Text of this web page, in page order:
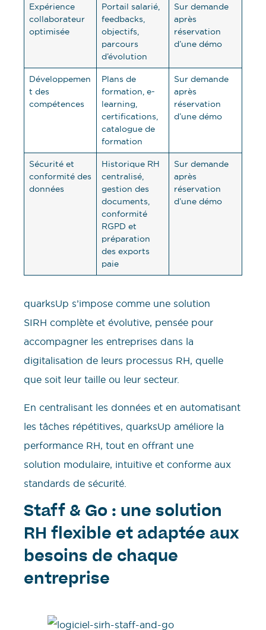
Expérience
collaborateur
optimisée
Portail salarié,
feedbacks,
objectifs,
parcours
d’évolution
Sur demande
après
réservation
d’une démo
Développemen
t des
compétences
Plans de
formation, e-
learning,
certifications,
catalogue de
formation
Sur demande
après
réservation
d’une démo
Sécurité et
conformité des
données
Historique RH
centralisé,
gestion des
documents,
conformité
RGPD et
préparation
des exports
paie
Sur demande
après
réservation
d’une démo
quarksUp s’impose comme une solution
SIRH complète et évolutive, pensée pour
accompagner les entreprises dans la
digitalisation de leurs processus RH, quelle
que soit leur taille ou leur secteur.
En centralisant les données et en automatisant
les tâches répétitives, quarksUp améliore la
performance RH, tout en offrant une
solution modulaire, intuitive et conforme aux
standards de sécurité.
Staff & Go : une solution
RH flexible et adaptée aux
besoins de chaque
entreprise